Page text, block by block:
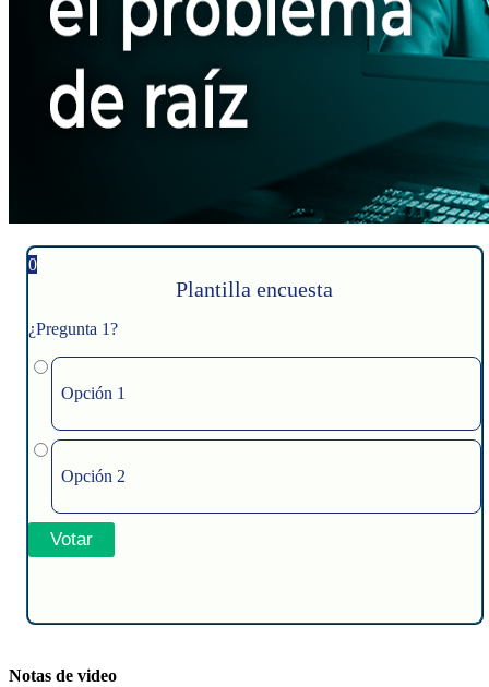
0
Plantilla encuesta
¿Pregunta 1?
Opción 1
Opción 2
Notas de video